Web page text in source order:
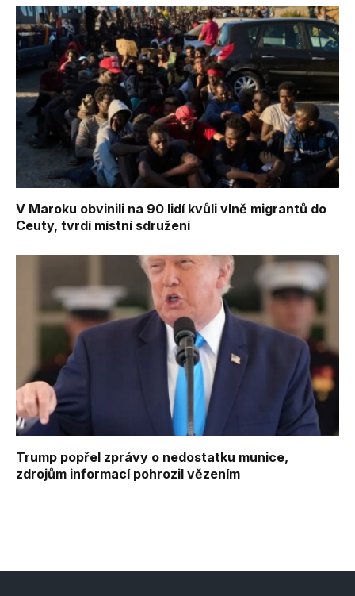
V Maroku obvinili na 90 lidí kvůli vlně migrantů do
Ceuty, tvrdí místní sdružení
Trump popřel zprávy o nedostatku munice,
zdrojům informací pohrozil vězením